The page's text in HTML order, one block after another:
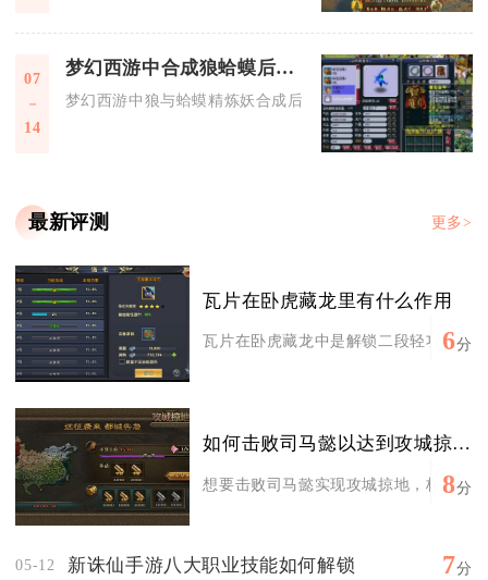
07
14
梦幻西游中合成狼蛤蟆后可以得到什么
梦幻西游中狼与蛤蟆精炼妖合成后，可产出狼造型召唤兽、
最新评测 更多>
瓦片在卧虎藏龙里有什么作用
瓦片在卧虎藏龙中是解锁二段轻功“踏
6分
如何击败司马懿以达到攻城掠地的目标
想要击败司马懿实现攻城掠地，核心依
8分
05-12 新诛仙手游八大职业技能如何解锁 7分